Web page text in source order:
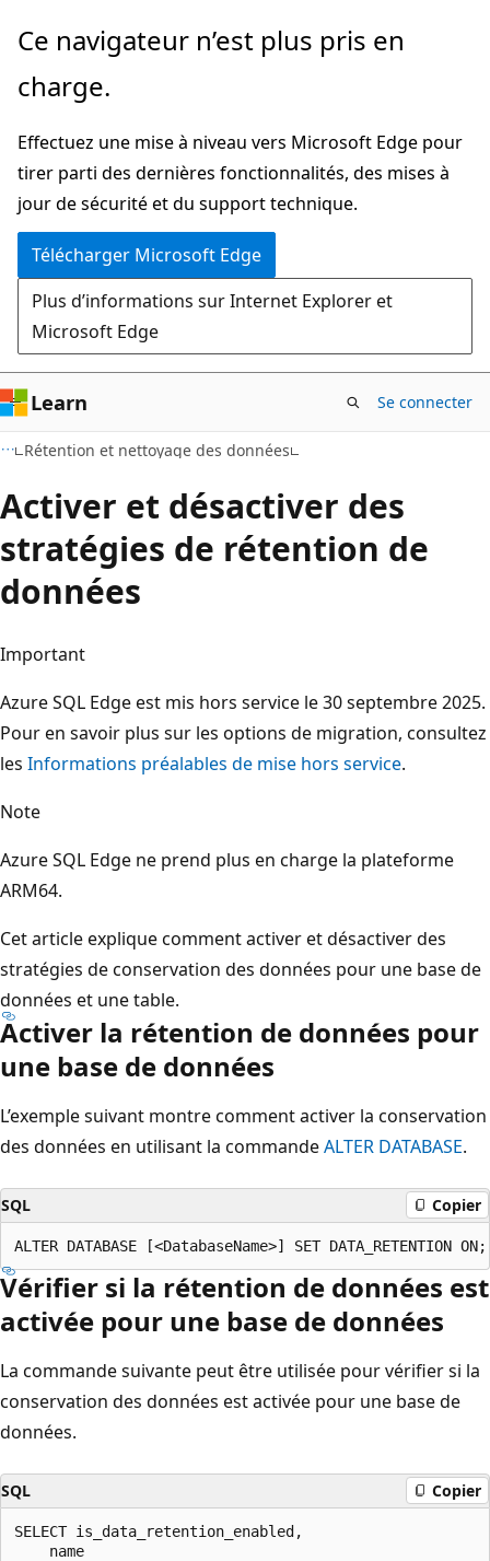
Passer
directement
au
principal
Ce navigateur n’est plus pris en
charge.
Effectuez une mise à niveau vers Microsoft Edge pour
tirer parti des dernières fonctionnalités, des mises à
jour de sécurité et du support technique.
Télécharger Microsoft Edge
Plus d’informations sur Internet Explorer et
Microsoft Edge
Learn Se connecter
Rétention et nettoyage des données
Activer et désactiver des
stratégies de rétention de
données
Important
Azure SQL Edge est mis hors service le 30 septembre 2025.
Pour en savoir plus sur les options de migration, consultez
les Informations préalables de mise hors service.
Note
Azure SQL Edge ne prend plus en charge la plateforme
ARM64.
Cet article explique comment activer et désactiver des
stratégies de conservation des données pour une base de
données et une table.
Activer la rétention de données pour
une base de données
L’exemple suivant montre comment activer la conservation
des données en utilisant la commandeALTER DATABASE.
SQL Copier
Vérifier si la rétention de données est
activée pour une base de données
La commande suivante peut être utilisée pour vérifier si la
conservation des données est activée pour une base de
données.
SQL Copier
SELECT is_data_retention_enabled,
    name